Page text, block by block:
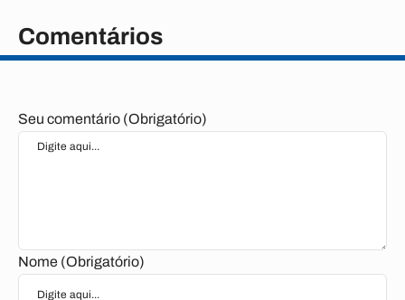
Comentários
Seu comentário (Obrigatório)
Nome (Obrigatório)